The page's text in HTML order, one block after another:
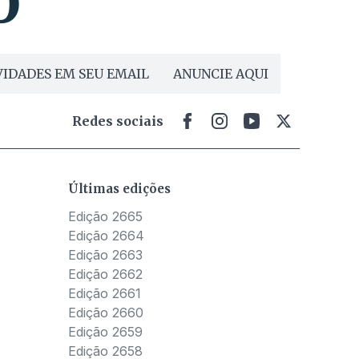
EM SEU EMAIL ANUNCIE AQUI
Redes sociais
Últimas edições
Edição 2665
Edição 2664
Edição 2663
Edição 2662
Edição 2661
Edição 2660
Edição 2659
Edição 2658